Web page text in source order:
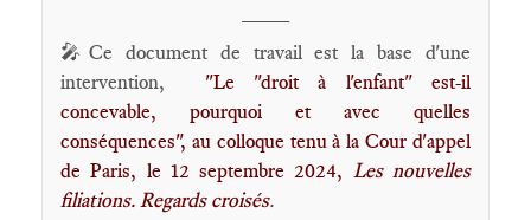
🎤Ce document de travail est la base d'une
intervention, "Le "droit à l'enfant" est-il
concevable, pourquoi et avec quelles
conséquences", au colloque tenu à la Cour d'appel
de Paris, le 12 septembre 2024, Les nouvelles
filiations. Regards croisés.